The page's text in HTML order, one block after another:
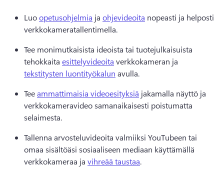
Luo opetusohjelmia ja ohjevideoita nopeasti ja helposti
verkkokameratallentimella.
Tee monimutkaisista ideoista tai tuotejulkaisuista
tehokkaita esittelyvideoita verkkokameran ja
tekstitysten luontityökalun avulla.
Tee ammattimaisia videoesityksiä jakamalla näyttö ja
verkkokameravideo samanaikaisesti poistumatta
selaimesta.
Tallenna arvosteluvideoita valmiiksi YouTubeen tai
omaa sisältöäsi sosiaaliseen mediaan käyttämällä
verkkokameraa ja vihreää taustaa.